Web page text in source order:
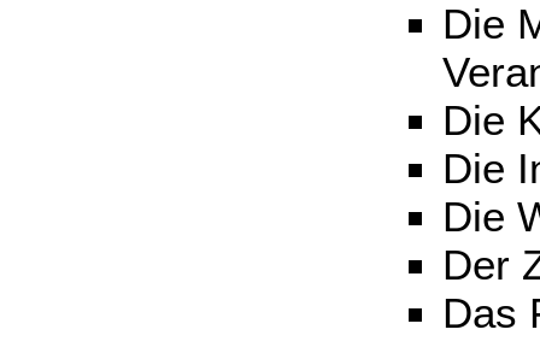
Die
Die
Die
Die
Der
Das